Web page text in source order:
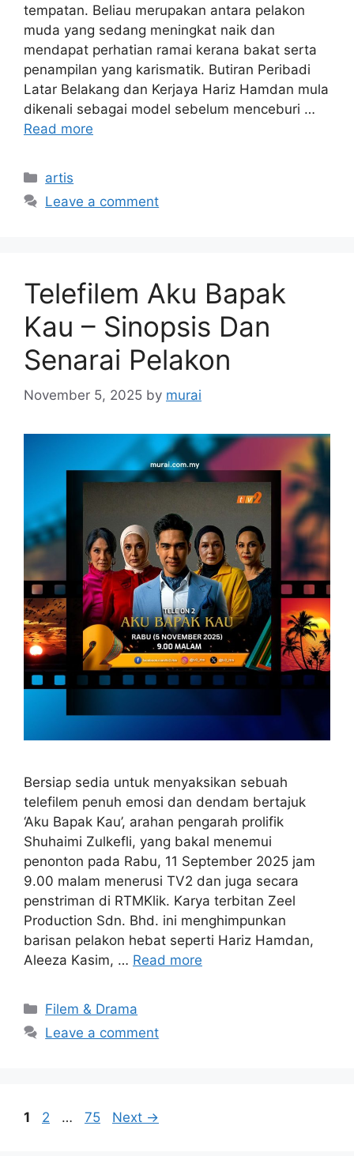
tempatan. Beliau merupakan antara pelakon
muda yang sedang meningkat naik dan
mendapat perhatian ramai kerana bakat serta
penampilan yang karismatik. Butiran Peribadi
Latar Belakang dan Kerjaya Hariz Hamdan mula
dikenali sebagai model sebelum menceburi …
Read more
Categories
artis
Leave a comment
Telefilem Aku Bapak
Kau – Sinopsis Dan
Senarai Pelakon
November 5, 2025 by murai
Bersiap sedia untuk menyaksikan sebuah
telefilem penuh emosi dan dendam bertajuk
‘Aku Bapak Kau’, arahan pengarah prolifik
Shuhaimi Zulkefli, yang bakal menemui
penonton pada Rabu, 11 September 2025 jam
9.00 malam menerusi TV2 dan juga secara
penstriman di RTMKlik. Karya terbitan Zeel
Production Sdn. Bhd. ini menghimpunkan
barisan pelakon hebat seperti Hariz Hamdan,
Aleeza Kasim, … Read more
Categories
Filem & Drama
Leave a comment
Page
1 Page
2 … Page
75 Next →